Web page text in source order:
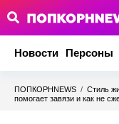
Новости Персоны
ПОПКОРНNEWS / Стиль
помогает завязи и как не